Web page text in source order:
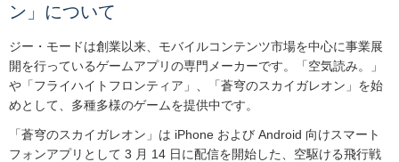
ン」について
ジー・モードは創業以来、モバイルコンテンツ市場を中心に事業展
開を行っているゲームアプリの専門メーカーです。「空気読み。」
や「フライハイトフロンティア」、「蒼穹のスカイガレオン」を始
めとして、多種多様のゲームを提供中です。
「蒼穹のスカイガレオン」は iPhone および Android 向けスマート
フォンアプリとして 3 月 14 日に配信を開始した、空駆ける飛行戦